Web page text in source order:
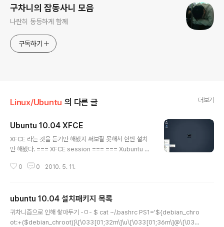
구차니의 잡동사니 모음
나란히 동등하게 함께
구독하기
Linux/Ubuntu 의 다른 글 더보기
Ubuntu 10.04 XFCE
XFCE 라는 것을 듣기만 해봤지 써보질 못해서 한번 설치
만 해봤다. === XFCE session === === Xubuntu se
XFCE가 더 가볍고 빠르다고 한다. (로고가 설치류가 미움
fce4 패키지로 검색해서 설치한 화면이다. 그리고 xubun
tu-desktop을 설치하면 xubuntu session이 생기며,
검은색으로 테마가 변경되는것 외에는 큰 차이점은 없다. -
0 0 2010. 5. 11.
ubuntu 10.04 설치패키지 목록
귀차니즘으로 인해 쌓아두기 -ㅁ- $ cat ~/.bashrc PS1='${debian_chro
ot:+($debian_chroot)}\[\033[01;32m\]\u\[\033[01;36m\]@\[\033